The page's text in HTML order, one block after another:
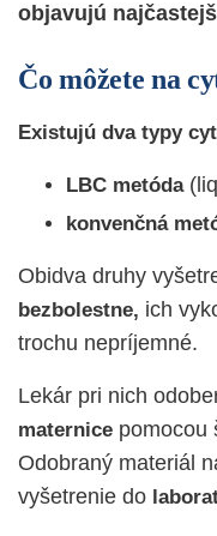
objavujú
Čo môžete na
Existujú dva typy
LBC metóda
konvenčná
Obidva druhy
bezbolestne, ich
trochu nepríjemné.
Lekár pri nich
maternice pomocou
Odobraný materiál
vyšetrenie do